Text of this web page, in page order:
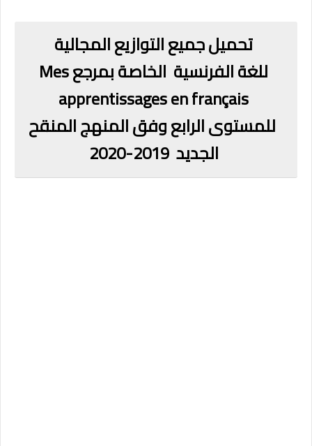
تحميل جميع التوازيع المجالية
للغةالفرنسية الخاصة بمرجعMes
apprentissages en français
للمستوى الرابع وفق المنهج المنقح
الجديد 2019-2020